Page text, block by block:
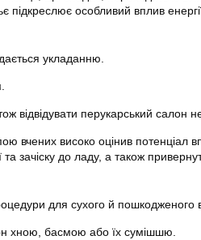
підкреслює особливий вплив
укладанню.
відвідувати перукарський салон
вчених високо оцінив потенціал
зачіску до ладу, а також
для сухого й пошкодженого
хною, басмою або їх сумішшю.